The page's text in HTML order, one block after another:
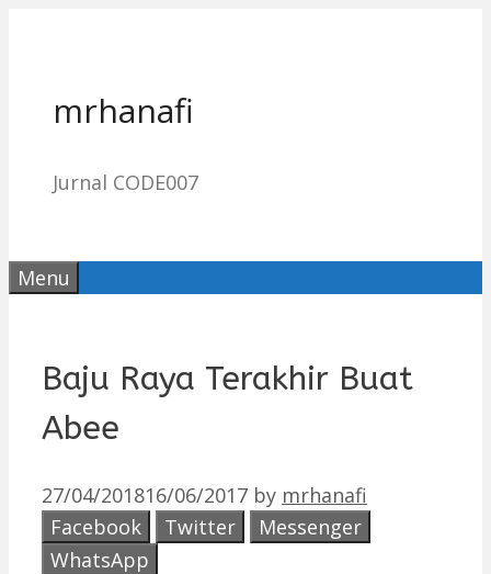
mrhanafi
Jurnal CODE007
Menu
Baju Raya Terakhir Buat
Abee
27/04/201816/06/2017 by mrhanafi
Facebook
Twitter
Messenger
WhatsApp